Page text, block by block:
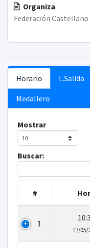
Organiza
Federación
Horario L.Salida
Medallero
Mostrar
Buscar:
#
1
17/05/